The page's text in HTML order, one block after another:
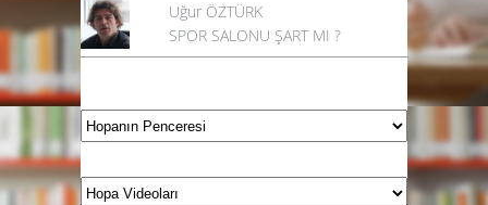
Uğur ÖZTÜRK
SPOR SALONU ŞART MI ?